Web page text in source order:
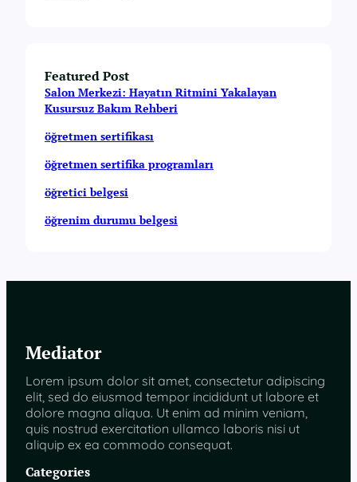
Featured Post
Salon Merkezi: Hayatın Ritmini Yakalayan
Kusursuz Bakım Rehberi
öğretmen sertifikası
öğretmen sertifika programları
öğretici belgesi
öğrenim durumu belgesi
Mediator
Lorem ipsum dolor sit amet, consectetur adipiscing
elit, sed do eiusmod tempor incididunt ut labore et
dolore magna aliqua. Ut enim ad minim veniam,
quis nostrud exercitation ullamco laboris nisi ut
aliquip ex ea commodo consequat.
Categories